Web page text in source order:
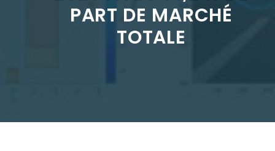
PART DE MARCHÉ
TOTALE